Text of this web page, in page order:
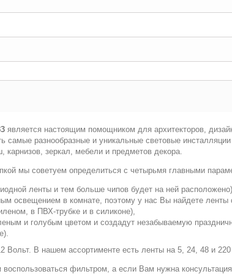
является настоящим помощником для архитекторов,
разнообразные и уникальные световые
зеркал, мебели и предметов декора.
мы советуем определиться с четырьмя главными
ленты и тем больше чипов будет на ней
освещением в комнате, поэтому у нас Вы найдете ленты
в ПВХ-трубке и в силиконе),
и голубым цветом и создадут незабываемую
Вольт. В нашем ассортименте есть ленты на 5, 24, 48 и 220
фильтром, а если Вам нужна